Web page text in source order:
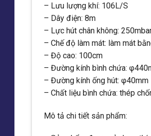
– Lưu lượng khí: 106L/S
– Dây điện: 8m
– Lực hút chân không:
– Chế độ làm mát: làm mát
– Độ cao: 100cm
– Đường kính bình chứa:
– Đường kính ống hút: φ40mm
– Chất liệu bình chứa: thép
Mô tả chi tiết sản phẩm: